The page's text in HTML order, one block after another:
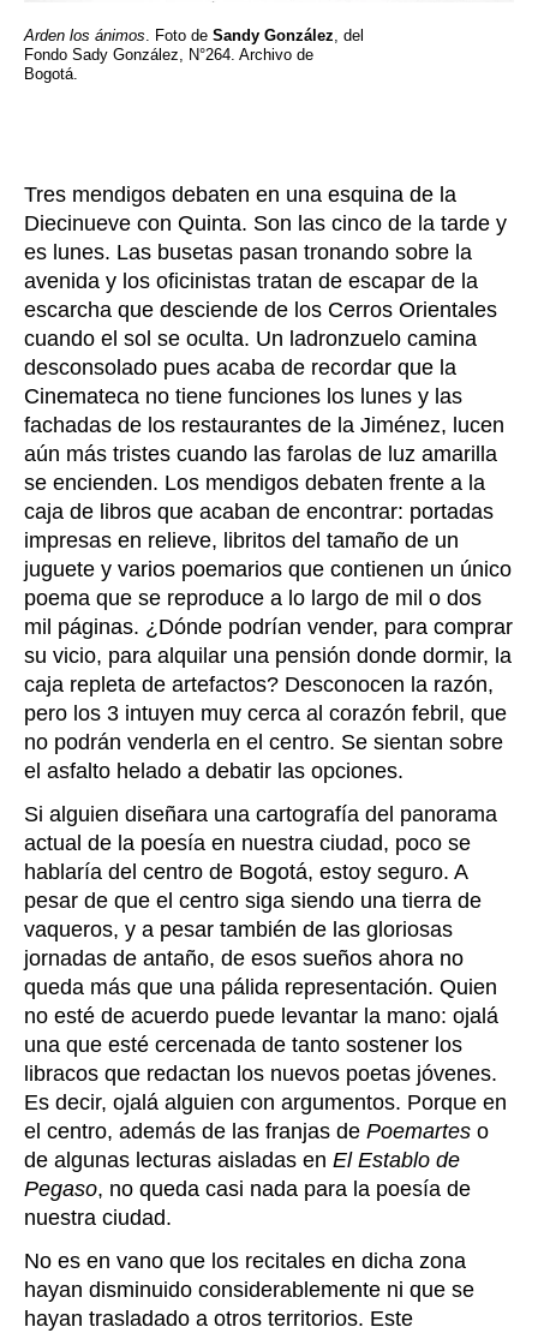
Arden los ánimos . Foto de Sandy González , del
Fondo Sady González, N°264. Archivo de
Bogotá.
Tres mendigos debaten en una esquina de la
Diecinueve con Quinta. Son las cinco de la tarde y
es lunes. Las busetas pasan tronando sobre la
avenida y los oficinistas tratan de escapar de la
escarcha que desciende de los Cerros Orientales
cuando el sol se oculta. Un ladronzuelo camina
desconsolado pues acaba de recordar que la
Cinemateca no tiene funciones los lunes y las
fachadas de los restaurantes de la Jiménez, lucen
aún más tristes cuando las farolas de luz amarilla
se encienden. Los mendigos debaten frente a la
caja de libros que acaban de encontrar: portadas
impresas en relieve, libritos del tamaño de un
juguete y varios poemarios que contienen un único
poema que se reproduce a lo largo de mil o dos
mil páginas. ¿Dónde podrían vender, para comprar
su vicio, para alquilar una pensión donde dormir, la
caja repleta de artefactos? Desconocen la razón,
pero los 3 intuyen muy cerca al corazón febril, que
no podrán venderla en el centro. Se sientan sobre
el asfalto helado a debatir las opciones.
Si alguien diseñara una cartografía del panorama
actual de la poesía en nuestra ciudad, poco se
hablaría del centro de Bogotá, estoy seguro. A
pesar de que el centro siga siendo una tierra de
vaqueros, y a pesar también de las gloriosas
jornadas de antaño, de esos sueños ahora no
queda más que una pálida representación. Quien
no esté de acuerdo puede levantar la mano: ojalá
una que esté cercenada de tanto sostener los
libracos que redactan los nuevos poetas jóvenes.
Es decir, ojalá alguien con argumentos. Porque en
el centro, además de las franjas de Poemartes o
de algunas lecturas aisladas en El Establo de
Pegaso, no queda casi nada para la poesía de
nuestra ciudad.
No es en vano que los recitales en dicha zona
hayan disminuido considerablemente ni que se
hayan trasladado a otros territorios. Este